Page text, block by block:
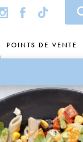
POINTS DE VENTE